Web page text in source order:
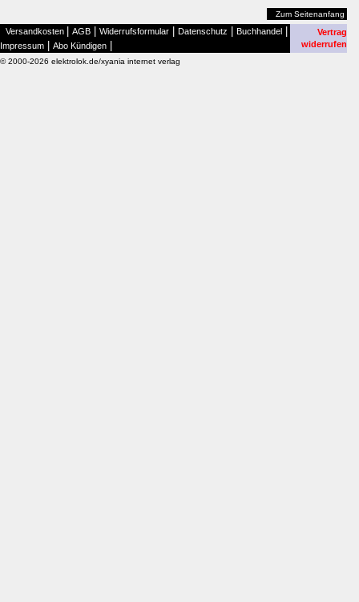
Zum Seitenanfang
Versandkosten AGB Widerrufsformular Datenschutz Buchhandel
Impressum Abo Kündigen
Vertrag
widerrufen
© 2000-2026 elektrolok.de/xyania internet verlag